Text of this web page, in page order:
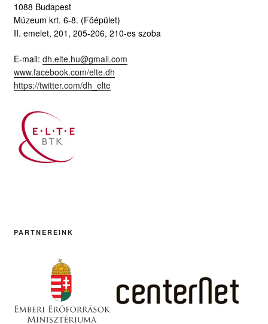
1088 Budapest
Múzeum krt. 6-8. (Főépület)
II. emelet, 201, 205-206, 210-es szoba
E-mail: dh.elte.hu@gmail.com
www.facebook.com/elte.dh
https://twitter.com/dh_elte
PARTNEREINK